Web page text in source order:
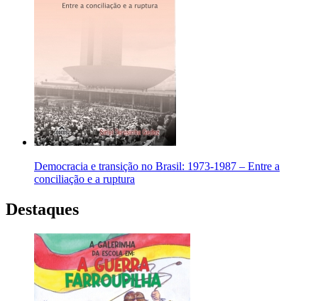
Democracia e transição no Brasil: 1973-1987 – Entre a
conciliação e a ruptura
Destaques